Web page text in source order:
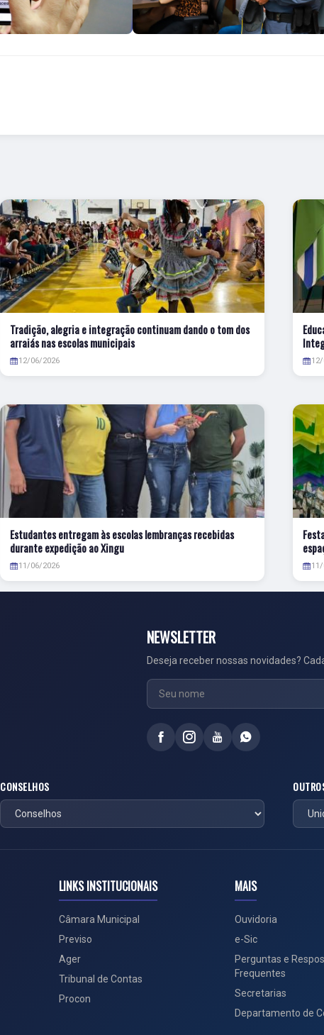
Tradição, alegria e integração continuam dando o tom dos
arraiás nas escolas municipais
12/06/2026
Estudantes entregam às escolas lembranças recebidas
durante expedição ao Xingu
11/06/2026
NEWSLETTER
Deseja receber nossas novidades?
CONSELHOS
LINKS INSTITUCIONAIS
Câmara Municipal
Previso
Ager
Tribunal de Contas
Procon
MAIS
Ouvidoria
e-Sic
Perguntas e
Frequentes
Secretarias
Departamento de